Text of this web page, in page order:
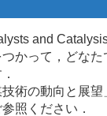
and
かって，どな
技術の動向と展
照ください．